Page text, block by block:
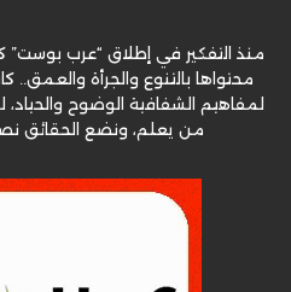
منذ التفكير في إطلاق “عرب بوست”
محتواها بالتنوع والجرأة والعمق..
لمفاهيم الشفافية الوضوح
من يعلم، ونضع الحقائق